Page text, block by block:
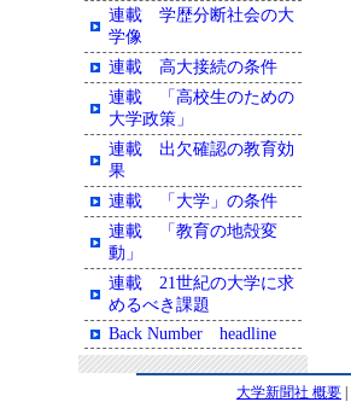
連載 学歴分断社会の大
学像
連載 高大接続の条件
連載 「高校生のための
大学政策」
連載 出欠確認の教育効
果
連載 「大学」の条件
連載 「教育の地殻変
動」
連載 21世紀の大学に求
めるべき課題
Back Number headline
大学新聞社 概要